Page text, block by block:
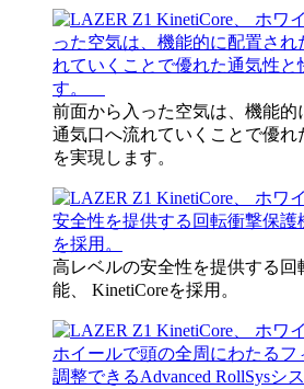
前面から入った空気は、機能的
通気口へ流れていくことで優れ
を実現します。
高レベルの安全性を提供する回
能、 KinetiCoreを採用。